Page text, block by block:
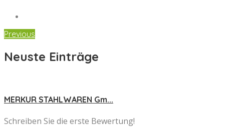
Previous
Neuste Einträge
MERKUR STAHLWAREN Gm...
Schreiben Sie die erste Bewertung!